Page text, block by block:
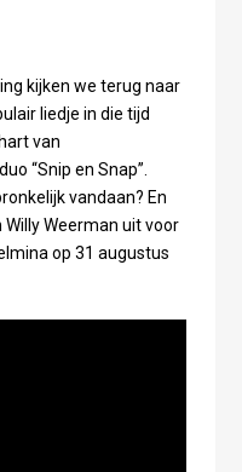
kijken we terug naar
liedje in die tijd
van
“Snip en Snap”.
vandaan? En
Weerman uit voor
op 31 augustus